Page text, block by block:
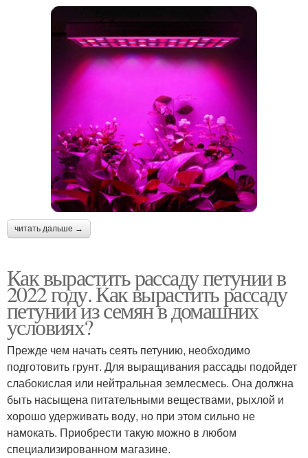
читать дальше →
Как вырастить рассаду петунии в
2022 году. Как вырастить рассаду
петунии из семян в домашних
условиях?
Прежде чем начать сеять петунию, необходимо
подготовить грунт. Для выращивания рассады подойдет
слабокислая или нейтральная землесмесь. Она должна
быть насыщена питательными веществами, рыхлой и
хорошо удерживать воду, но при этом сильно не
намокать. Приобрести такую можно в любом
специализированном магазине.